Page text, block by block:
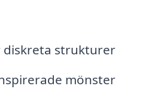
diskreta strukturer
mönster